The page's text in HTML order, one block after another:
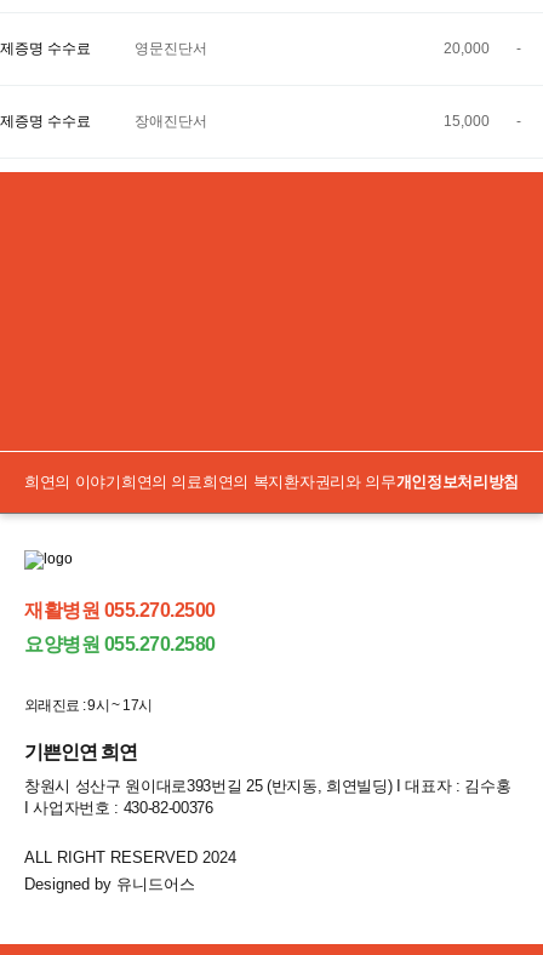
제증명 수수료 영문진단서 20,000 -
제증명 수수료 장애진단서 15,000 -
희연의 이야기 희연의 의료희연의 복지 환자권리와 의무개인정보처리방침
재활병원 055.270.2500
요양병원 055.270.2580
외래진료 : 9시 ~ 17시
기쁜인연 희연
창원시 성산구 원이대로393번길 25 (반지동, 희연빌딩) I 대표자 : 김수홍
I 사업자번호 : 430-82-00376
ALL RIGHT RESERVED 2024
Designed by 유니드어스